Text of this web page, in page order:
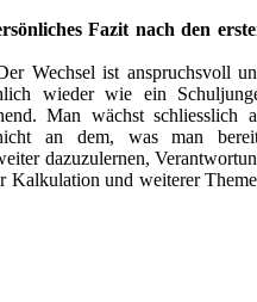
Fazit nach den
Wechsel ist anspruchsvoll
wieder wie ein
Man wächst schliesslich
an dem, was man
dazuzulernen,
Kalkulation und weiterer